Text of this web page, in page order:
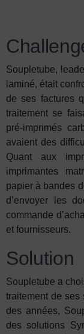
Soupletube,
laminé, était
de ses factures
traitement se
pré-imprimés
avaient des
Quant aux
imprimantes
papier à bandes
d’envoyer les
commande
et fournisseurs.
Solution
Soupletube a
traitement de ses
des années,
des solutions